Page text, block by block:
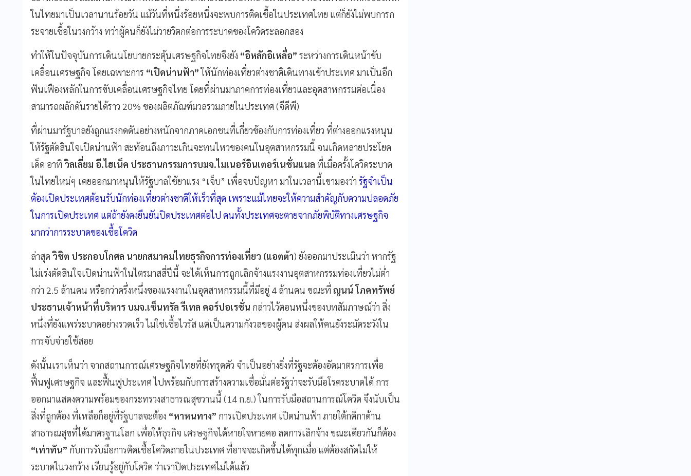
ในไทยมาเป็นเวลานานร้อยวัน แม้วันที่หนึ่งร้อยหนึ่งจะพบการติดเชื้อในประเทศไทย แต่ก็ยังไม่พบการก
ระจายเชื้อในวงกว้าง ทว่าผู้คนก็ยังไม่วายวิตกต่อการระบาดของโควิดระลอกสอง
ทำให้ในปัจจุบันการเดินนโยบายกระตุ้นเศรษฐกิจไทยจึงยัง “อิหลักอิเหลื่อ” ระหว่างการเดินหน้าขับ
เคลื่อนเศรษฐกิจ โดยเฉพาะการ “เปิดน่านฟ้า”ให้นักท่องเที่ยวต่างชาติเดินทางเข้าประเทศ มาเป็นอีก
ฟันเฟืองหลักในการขับเคลื่อนเศรษฐกิจไทย โดยที่ผ่านมาภาคการท่องเที่ยวและอุตสาหกรรมต่อเนื่อง
สามารถผลักดันรายได้ราว 20% ของผลิตภัณฑ์มวลรวมภายในประเทศ (จีดีพี)
ที่ผ่านมารัฐบาลยังถูกแรงกดดันอย่างหนักจากภาคเอกชนที่เกี่ยวข้องกับการท่องเที่ยว ที่ต่างออกแรงหนุน
ให้รัฐตัดสินใจเปิดน่านฟ้า สะท้อนถึงภาวะเกินจะทนไหวของคนในอุตสาหกรรมนี้ จนเกิดหลายประโยค
เด็ด อาทิวิลเลี่ยม อี.ไฮเน็ค ประธานกรรมการบมจ.ไมเนอร์อินเตอร์เนชั่นแนล ที่เมื่อครั้งโควิดระบาด
ในไทยใหม่ๆ เคยออกมาหนุนให้รัฐบาลใช้ยาแรง “เจ็บ” เพื่อจบปัญหา มาในเวลานี้เขามองว่า รัฐจำเป็น
ต้องเปิดประเทศต้อนรับนักท่องเที่ยวต่างชาติให้เร็วที่สุด เพราะแม้ไทยจะให้ความสำคัญกับความปลอดภัย
ในการเปิดประเทศ แต่ถ้ายังคงยืนยันปิดประเทศต่อไป คนทั้งประเทศจะตายจากภัยพิบัติทางเศรษฐกิจ
มากว่าการระบาดของเชื้อโควิด
ล่าสุดวิชิต ประกอบโกศล นายกสมาคมไทยธุรกิจการท่องเที่ยว (แอตต้า) ยังออกมาประเมินว่า หากรัฐ
ไม่เร่งตัดสินใจเปิดน่านฟ้าในไตรมาสสี่ปีนี้ จะได้เห็นการถูกเลิกจ้างแรงงานอุตสาหกรรมท่องเที่ยวไม่ต่ำ
กว่า 2.5 ล้านคน หรือกว่าครึ่งหนึ่งของแรงงานในอุตสาหกรรมนี้ที่มีอยู่ 4 ล้านคน ขณะที่ ญนน์ โภคทรัพย์
ประธานเจ้าหน้าที่บริหาร บมจ.เซ็นทรัล รีเทล คอร์ปอเรชั่น กล่าวไว้ตอนหนึ่งของบทสัมภาษณ์ว่า สิ่ง
หนึ่งที่ยังแพร่ระบาดอย่างรวดเร็ว ไม่ใช่เชื้อไวรัส แต่เป็นความกังวลของผู้คน ส่งผลให้คนยังระมัดระวังใน
การจับจ่ายใช้สอย
ดังนั้นเราเห็นว่า จากสถานการณ์เศรษฐกิจไทยที่ยังทรุดตัว จำเป็นอย่างยิ่งที่รัฐจะต้องอัดมาตรการเพื่อ
ฟื้นฟูเศรษฐกิจ และฟื้นฟูประเทศ ไปพร้อมกับการสร้างความเชื่อมั่นต่อรัฐว่าจะรับมือโรคระบาดได้ การ
ออกมาแสดงความพร้อมของกระทรวงสาธารณสุขวานนี้ (14 ก.ย.) ในการรับมือสถานการณ์โควิด จึงนับเป็น
สิ่งที่ถูกต้อง ที่เหลือก็อยู่ที่รัฐบาลจะต้อง “หาหนทาง” การเปิดประเทศ เปิดน่านฟ้า ภายใต้กติกาด้าน
สาธารณสุขที่ได้มาตรฐานโลก เพื่อให้ธุรกิจ เศรษฐกิจได้หายใจหายคอ ลดการเลิกจ้าง ขณะเดียวกันก็ต้อง
“เท่าทัน” กับการรับมือการติดเชื้อโควิดภายในประเทศ ที่อาจจะเกิดขึ้นได้ทุกเมื่อ แต่ต้องสกัดไม่ให้
ระบาดในวงกว้าง เรียนรู้อยู่กับโควิด ว่าเราปิดประเทศไม่ได้แล้ว